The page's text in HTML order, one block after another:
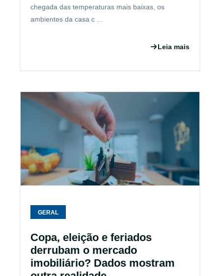
chegada das temperaturas mais baixas, os
ambientes da casa c ...
Leia mais
GERAL
Copa, eleição e feriados
derrubam o mercado
imobiliário? Dados mostram